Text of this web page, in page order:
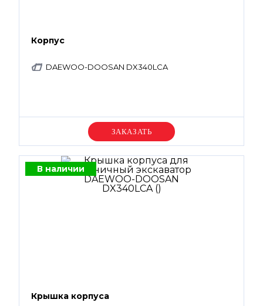
Корпус
DAEWOO-DOOSAN DX340LCA
Уточняйте цену
В наличии
Крышка корпуса